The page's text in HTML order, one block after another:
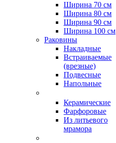
Ширина 70 см
Ширина 80 см
Ширина 90 см
Ширина 100 см
Раковины
Накладные
Встраиваемые
(врезные)
Подвесные
Напольные
Керамические
Фарфоровые
Из литьевого
мрамора